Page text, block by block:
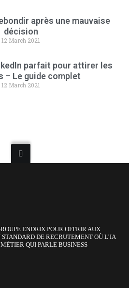
après une mauvaise
décision
12 March 2021
parfait pour attirer les
– Le guide complet
12 March 2021
ENDRIX POUR OFFRIR AUX
DE RECRUTEMENT OÙ L’IA
QUI PARLE BUSINESS